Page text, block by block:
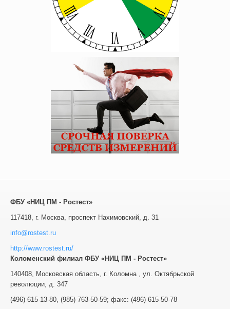
ФБУ «НИЦ ПМ - Ростест»
117418, г. Москва, проспект Нахимовский, д. 31
info@rostest.ru
http://www.rostest.ru/
Коломенский филиал ФБУ «НИЦ ПМ - Ростест»
140408 Московская область, г. Коломна
ул. Октябрьской
революции, д. 347
(496) 615-13-80 (985) 763-50-59; факс: (496) 615-50-78